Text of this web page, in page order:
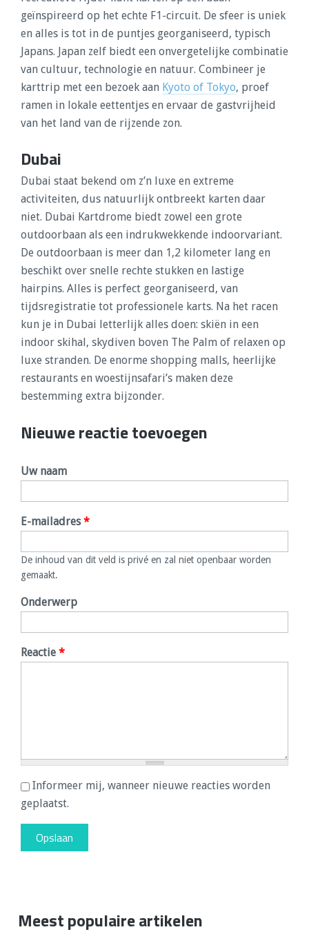
geïnspireerd op het echte F1-circuit. De sfeer is uniek
en alles is tot in de puntjes georganiseerd, typisch
Japans. Japan zelf biedt een onvergetelijke combinatie
van cultuur, technologie en natuur. Combineer je
karttrip met een bezoek aan Kyoto of Tokyo, proef
ramen in lokale eettentjes en ervaar de gastvrijheid
van het land van de rijzende zon.
Dubai
Dubai staat bekend om z’n luxe en extreme
activiteiten, dus natuurlijk ontbreekt karten daar
niet. Dubai Kartdrome biedt zowel een grote
outdoorbaan als een indrukwekkende indoorvariant.
De outdoorbaan is meer dan 1,2 kilometer lang en
beschikt over snelle rechte stukken en lastige
hairpins. Alles is perfect georganiseerd, van
tijdsregistratie tot professionele karts. Na het racen
kun je in Dubai letterlijk alles doen: skiën in een
indoor skihal, skydiven boven The Palm of relaxen op
luxe stranden. De enorme shopping malls, heerlijke
restaurants en woestijnsafari’s maken deze
bestemming extra bijzonder.
Nieuwe reactie toevoegen
Uw naam
E-mailadres*
De inhoud van dit veld is privé en zal niet openbaar worden
gemaakt.
Onderwerp
Reactie *
Informeer mij, wanneer nieuwe reacties worden
geplaatst.
Meest populaire artikelen